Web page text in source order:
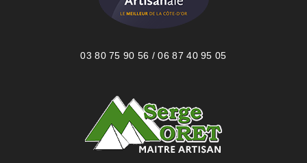
03 80 75 90 56 / 06 87 40 95 05